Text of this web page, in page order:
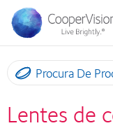
Passar
para
conteúdo
principal
Procura De
Lentes de